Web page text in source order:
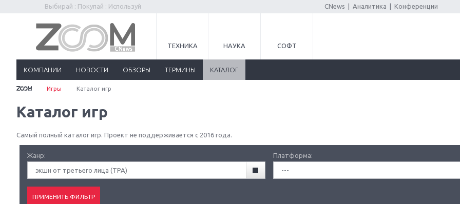
Выбирай : Покупай : Используй CNews Аналитика Конференции
ТЕХНИКА НАУКА СОФТ
КОМПАНИИ НОВОСТИ ОБЗОРЫ ТЕРМИНЫ КАТАЛОГ
Игры Каталог игр
Каталог игр
Самый полный каталог игр. Проект не поддерживается с 2016 года.
Жанр:
экшн от третьего лица (TPA)
Платформа:
---